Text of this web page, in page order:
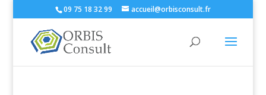
09 75 18 32 99 accueil@orbisconsult.fr